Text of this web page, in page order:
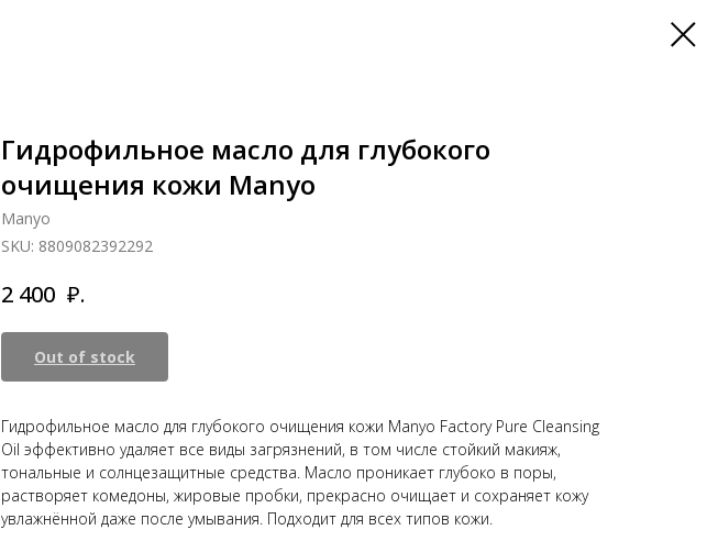
Гидрофильное масло для глубокого
очищения кожи Manyo
Manyo
SKU: 8809082392292
2 400 ₽.
Out of stock
Гидрофильное масло для глубокого очищения кожи Manyo Factory Pure Cleansing
Oil эффективно удаляет все виды загрязнений, в том числе стойкий макияж,
тональные и солнцезащитные средства. Масло проникает глубоко в поры,
растворяет комедоны, жировые пробки, прекрасно очищает и сохраняет кожу
увлажнённой даже после умывания. Подходит для всех типов кожи.